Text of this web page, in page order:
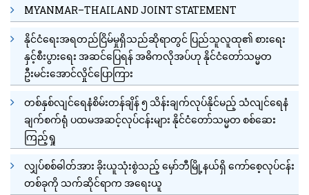
MYANMAR–THAILAND JOINT STATEMENT
နိုင်ငံရေးအရတည်ငြိမ်မှုရှိသည်ဆိုရာတွင် ပြည်သူလူထု၏ စားရေး
နှင့်စီးပွားရေး အဆင်ပြေရန် အဓိကလိုအပ်ဟု နိုင်ငံတော်သမ္မတ
ဦးမင်းအောင်လှိုင်ပြောကြား
တစ်နှစ်လျင်ရေနံစိမ်းတန်ချိန် ၅ သိန်းချက်လုပ်နိုင်မည့် သံလျင်ရေနံ
ချက်စက်ရုံ ပထမအဆင့်လုပ်ငန်းများ နိုင်ငံတော်သမ္မတ စစ်ဆေး
ကြည့်ရှု
လျှပ်စစ်ဓါတ်အား ခိုးယူသုံးစွဲသည့် မှော်ဘီမြို့နယ်ရှိ ကော်စေ့လုပ်ငန်း
တစ်ခုကို သက်ဆိုင်ရာက အရေးယူ